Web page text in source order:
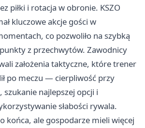
piłki i rotacja w obronie. KSZO
kluczowe akcje gości w
co pozwoliło na szybką
z przechwytów. Zawodnicy
założenia taktyczne, które trener
po meczu — cierpliwość przy
szukanie najlepszej opcji i
słabości rywala.
końca, ale gospodarze mieli więcej